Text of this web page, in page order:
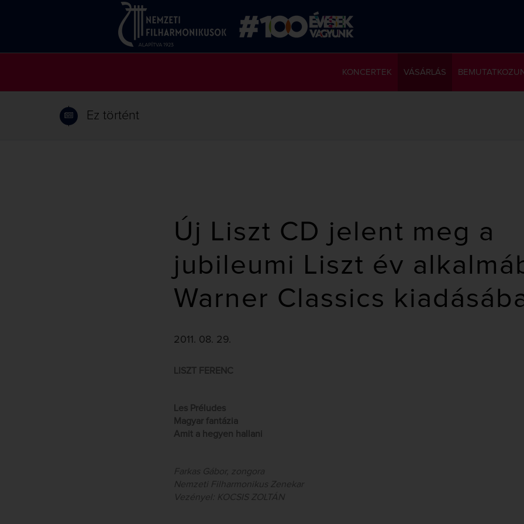
KONCERTEK VÁSÁRLÁS
Ez történt
Új Liszt CD jelent meg a
jubileumi Liszt év
Warner Classics
2011. 08. 29.
LISZT FERENC
Les Préludes
Magyar fantázia
Amit a hegyen hallani
Farkas Gábor, zongora
Nemzeti Filharmonikus Zenekar
Vezényel: KOCSIS ZOLTÁN